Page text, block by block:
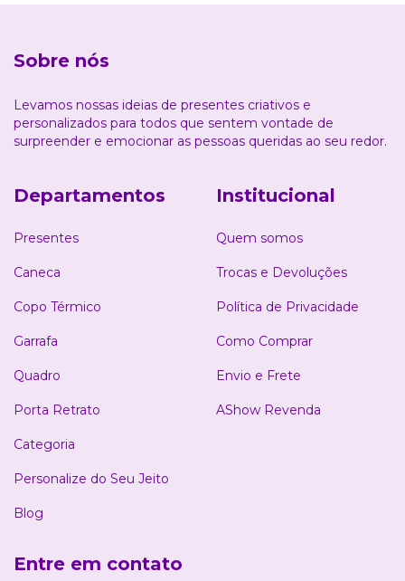
Sobre nós
Levamos nossas ideias de presentes criativos e
personalizados para todos que sentem vontade de
surpreender e emocionar as pessoas queridas ao seu redor.
Departamentos
Presentes
Caneca
Copo Térmico
Garrafa
Quadro
Porta Retrato
Categoria
Personalize do Seu Jeito
Blog
Institucional
Quem somos
Trocas e Devoluções
Política de Privacidade
Como Comprar
Envio e Frete
AShow Revenda
Entre em contato